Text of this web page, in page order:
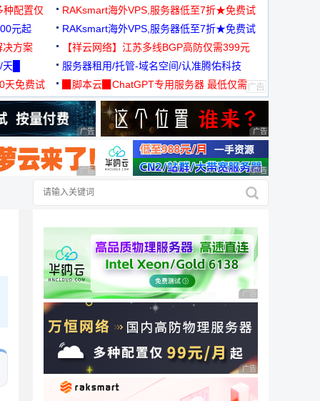
种配置仅
RAKsmart海外VPS,服务器低至7折★免费试
用★
元起
RAKsmart海外VPS,服务器低至7折★免费试
用★
决方案
【祥云网络】江苏多线BGP高防仅需399元
█
服务器租用/托管-域名空间/认准腾佑科技
免费试
▉脚本云▉ChatGPT专用服务器 最低仅需
19元/月
广告 商业广告，理性选择 广告 商业广告，理
广告 商业广告，理性选择 广告 商业广告，理
广告 商业广告，理性
广告 商业广告，理性